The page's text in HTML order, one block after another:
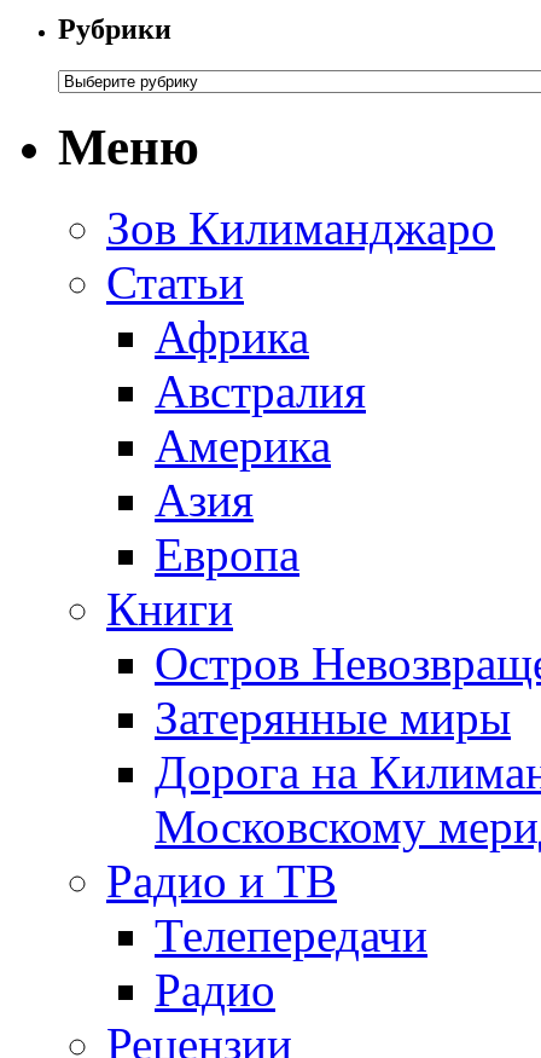
Рубрики
Меню
Зов Килиманджаро
Статьи
Африка
Австралия
Америка
Азия
Европа
Книги
Остров
Затерянные миры
Дорога на
Московскому
Радио и ТВ
Телепередачи
Радио
Рецензии